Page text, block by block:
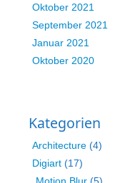
Oktober 2021
September 2021
Januar 2021
Oktober 2020
Kategorien
Architecture (4)
Digiart (17)
Motion Blur (5)